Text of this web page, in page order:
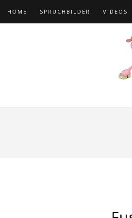
HOME SPRUCHBILDER VIDEOS